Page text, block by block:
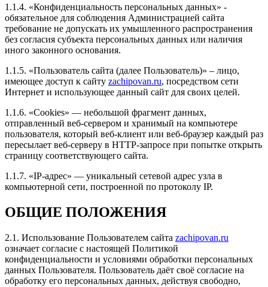
сервис, всё подробно рассказали. Рекомендую всем
эту компанию.
Рейтинг отзыва:5
Самая крутая компания по сервису и лояльности к
клиентам! Мне кажется единственные, кто реально
понимает абсолютно от А до Я свою работу,
молодцы ребята! Всегда развиваются и постоянно в
теме!
Я приятно удивлён, результатом и объёмом работ за
такую скромную цену!
Делал Форд Эксплорер 2018г и активировали 8
скрытых опций!
Настроили двигатель и коробку так, что машина
перестала пинаться и подхват аж с низов!
Ребята, главное марку держите и не спускайтесь до
1.1.4. «Конфиденциальность персональных данных» -
обязательное для соблюдения Администрацией сайта
требование не допускать их умышленного распространения
без согласия субъекта персональных данных или наличия
иного законного основания.
1.1.5. «Пользователь сайта (далее Пользователь)» – лицо,
имеющее доступ к сайту zachipovan.ru, посредством сети
Интернет и использующее данный сайт для своих целей.
1.1.6. «Cookies» — небольшой фрагмент данных,
отправленный веб-сервером и хранимый на компьютере
пользователя, который веб-клиент или веб-браузер каждый раз
пересылает веб-серверу в HTTP-запросе при попытке открыть
страницу соответствующего сайта.
1.1.7. «IP-адрес» — уникальный сетевой адрес узла в
компьютерной сети, построенной по протоколу IP.
ОБЩИЕ ПОЛОЖЕНИЯ
2.1. Использование Пользователем сайта zachipovan.ru
означает согласие с настоящей Политикой
конфиденциальности и условиями обработки персональных
данных Пользователя. Пользователь даёт своё согласие на
обработку его персональных данных, действуя свободно,